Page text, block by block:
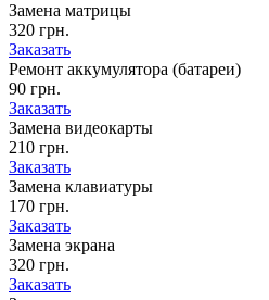
Замена матрицы
320 грн.
Заказать
Ремонт аккумулятора (батареи)
90 грн.
Заказать
Замена видеокарты
210 грн.
Заказать
Замена клавиатуры
170 грн.
Заказать
Замена экрана
320 грн.
Заказать